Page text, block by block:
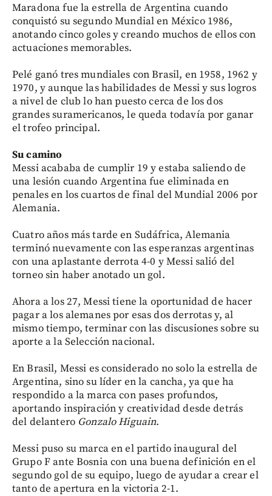
Maradona fue la estrella de Argentina cuando
conquistó su segundo Mundial en México 1986,
anotando cinco goles y creando muchos de ellos con
actuaciones memorables.
Pelé ganó tres mundiales con Brasil, en 1958, 1962 y
1970, y aunque las habilidades de Messi y sus logros
a nivel de club lo han puesto cerca de los dos
grandes suramericanos, le queda todavía por ganar
el trofeo principal.
Su camino
Messi acababa de cumplir 19 y estaba saliendo de
una lesión cuando Argentina fue eliminada en
penales en los cuartos de final del Mundial 2006 por
Alemania.
Cuatro años más tarde en Sudáfrica, Alemania
terminó nuevamente con las esperanzas argentinas
con una aplastante derrota 4-0 y Messi salió del
torneo sin haber anotado un gol.
Ahora a los 27, Messi tiene la oportunidad de hacer
pagar a los alemanes por esas dos derrotas y, al
mismo tiempo, terminar con las discusiones sobre su
aporte a la Selección nacional.
En Brasil, Messi es considerado no solo la estrella de
Argentina, sino su líder en la cancha, ya que ha
respondido a la marca con pases profundos,
aportando inspiración y creatividad desde detrás
del delantero Gonzalo Higuain.
Messi puso su marca en el partido inaugural del
Grupo F ante Bosnia con una buena definición en el
segundo gol de su equipo, luego de ayudar a crear el
tanto de apertura en la victoria 2-1.